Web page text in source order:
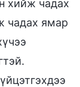
хийж чадах
чадах ямар